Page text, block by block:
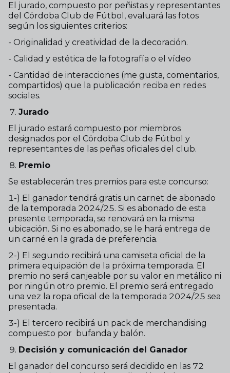
El jurado, compuesto por peñistas y representantes
del Córdoba Club de Fútbol, evaluará las fotos
según los siguientes criterios:
- Originalidad y creatividad de la decoración.
- Calidad y estética de la fotografía o el vídeo
- Cantidad de interacciones (me gusta, comentarios,
compartidos) que la publicación reciba en redes
sociales.
Jurado
El jurado estará compuesto por miembros
designados por el Córdoba Club de Fútbol y
representantes de las peñas oficiales del club.
Premio
Se establecerán tres premios para este concurso:
1-) El ganador tendrá gratis un carnet de abonado
de la temporada 2024/25. Si es abonado de esta
presente temporada, se renovará en la misma
ubicación. Si no es abonado, se le hará entrega de
un carné en la grada de preferencia.
2-) El segundo recibirá una camiseta oficial de la
primera equipación de la próxima temporada. El
premio no será canjeable por su valor en metálico ni
por ningún otro premio. El premio será entregado
una vez la ropa oficial de la temporada 2024/25 sea
presentada.
3-) El tercero recibirá un pack de merchandising
compuesto por bufanda y balón.
Decisión y comunicación del Ganador
El ganador del concurso será decidido en las 72